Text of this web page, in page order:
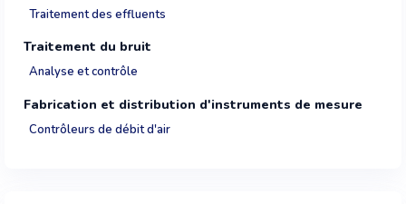
Traitement des effluents
Traitement du bruit
Analyse et contrôle
Fabrication et distribution d'instruments de mesure
Contrôleurs de débit d'air